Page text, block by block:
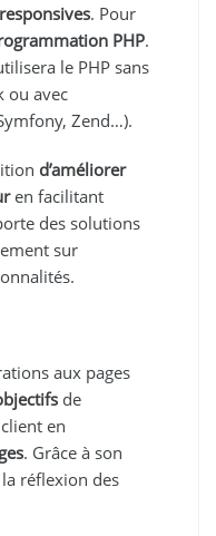
. Pour
PHP.
le PHP sans
ou avec
Zend…).
d’améliorer
en facilitant
des solutions
sur
aux pages
de
en
. Grâce à son
réflexion des